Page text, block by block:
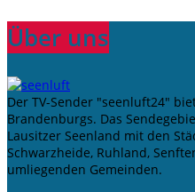
Über uns
Der TV-Sender "seenluft24"
Brandenburgs. Das
Lausitzer Seenland mit den
Schwarzheide, Ruhland,
umliegenden Gemeinden.